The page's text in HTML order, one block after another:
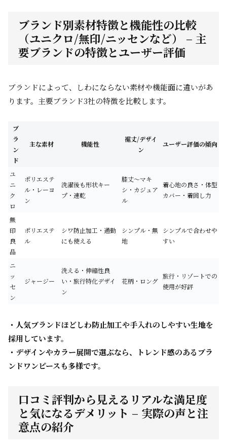
ブランド別素材特徴と機能性の比較
（ユニクロ/無印/ニッセンなど） – 主
要ブランドの特徴とユーザー評価
ブランドによって、しわにならない素材や機能面に違いがあ
ります。主要ブランド3社の特徴を比較します。
ブ
ラ
ン
ド
主な素材 機能性
裾丈/デザイ
ン
ユーザー評価の傾向
ユ
ニ
ク
ロ
ポリエステ
ル・レーヨ
ン
洗濯後も形状キー
プ・速乾
膝丈～マキ
シ・カジュア
ル
着心地の良さ・体型
カバー・着回し力
無
印
良
品
ポリエステ
ル
シワ防止加工・通勤
にも使える
シンプル・無
地
シンプルで合わせや
すい
ニ
ッ
セ
ン
ジャージー
洗える・伸縮性良
い・旅行特化デザイ
ン
花柄・ロング
旅行・リゾートでの
使用が好評
・人気ブランドほどしわ防止加工や手入れのしやすい生地を
採用しています。
・デザインやカラー展開で選ぶなら、トレンド感のあるブラ
ンドワンピースも多様です。
口コミ評判から見えるリアルな満足度
と気になるデメリット – 実際の声と注
意点の紹介